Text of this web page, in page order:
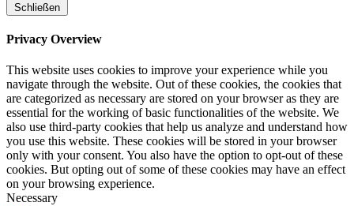
Schließen
Privacy Overview
This website uses cookies to improve your experience while you
navigate through the website. Out of these cookies, the cookies that
are categorized as necessary are stored on your browser as they are
essential for the working of basic functionalities of the website. We
also use third-party cookies that help us analyze and understand how
you use this website. These cookies will be stored in your browser
only with your consent. You also have the option to opt-out of these
cookies. But opting out of some of these cookies may have an effect
on your browsing experience.
Necessary